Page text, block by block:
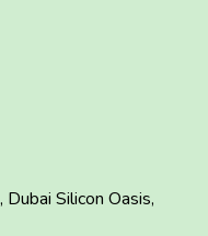
Silicon Oasis,